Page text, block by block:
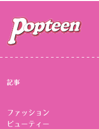
記事
ファッション
ビューティー